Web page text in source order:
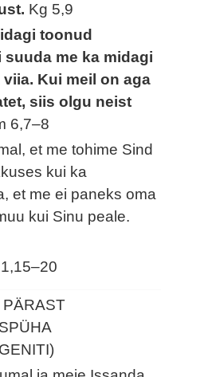
Kg 5,9
toonud
suuda me ka midagi
viia. Kui meil on aga
siis olgu neist
6,7–8
et me tohime Sind
kui ka
et me ei paneks oma
kui Sinu peale.